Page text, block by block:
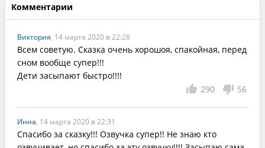
Комментарии
Виктория, 14 марта 2020 в 22:28
Всем советую. Сказка очень хорошоя, спакойная, перед
сном вообще супер!!!
Дети засыпают быстро!!!!
290
56
Инна, 14 марта 2020 в 22:31
Спасибо за сказку!!! Озвучка супер!! Не знаю кто